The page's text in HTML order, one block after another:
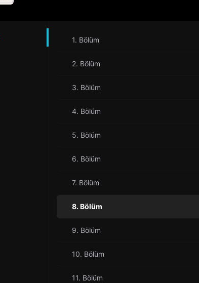
1. Bölüm
2. Bölüm
3. Bölüm
4. Bölüm
5. Bölüm
6. Bölüm
7. Bölüm
8. Bölüm
9. Bölüm
10. Bölüm
11. Bölüm